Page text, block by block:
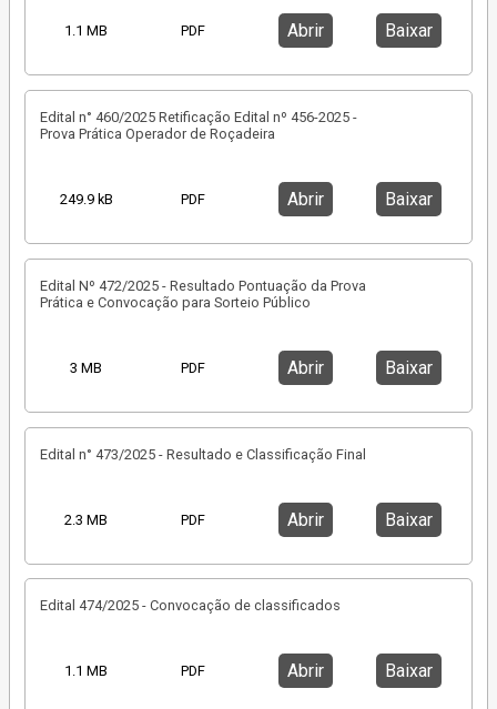
1.1 MB PDF Abrir Baixar
Edital n° 460/2025 Retificação Edital nº 456-2025 -
Prova Prática Operador de Roçadeira
249.9 kB PDF Abrir Baixar
Edital Nº 472/2025 - Resultado Pontuação da Prova
Prática e Convocação para Sorteio Público
3 MB PDF Abrir Baixar
Edital n° 473/2025 - Resultado e Classificação Final
2.3 MB PDF Abrir Baixar
Edital 474/2025 - Convocação de classificados
1.1 MB PDF Abrir Baixar